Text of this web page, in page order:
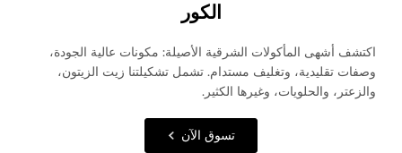
الكور
اكتشف أشهى المأكولات الشرقية الأصيلة: مكونات عالية الجودة،
وصفات تقليدية، وتغليف مستدام. تشمل تشكيلتنا زيت الزيتون،
والزعتر، والحلويات، وغيرها الكثير.
تسوق الآن